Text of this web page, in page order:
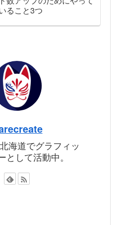
ること3つ
海道でグラフィッ
として活動中。